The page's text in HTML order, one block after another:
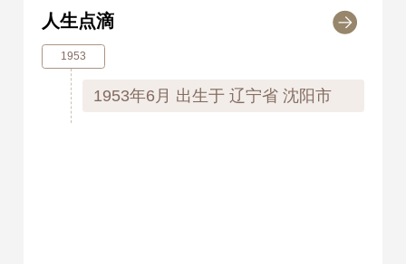
人生点滴
1953
1953年6月 出生于 辽宁省 沈阳市